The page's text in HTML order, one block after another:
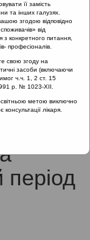
проблема.
період
її замість
та інших галузях.
згодою відповідно
від
конкретного питання,
професіоналів.
свою згоду на
засоби (включаючи
ч.ч. 1, 2 ст. 15
р. № 1023-XII.
метою виключно
лікаря.